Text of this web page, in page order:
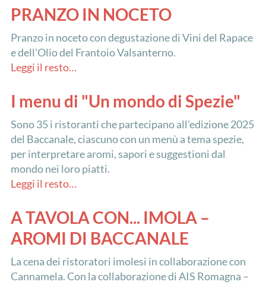
PRANZO IN NOCETO
Pranzo in noceto con degustazione di Vini del Rapace
e dell'Olio del Frantoio Valsanterno.
Leggi il resto…
I menu di "Un mondo di Spezie"
Sono 35 i ristoranti che partecipano all'edizione 2025
del Baccanale, ciascuno con un menù a tema spezie,
per interpretare aromi, sapori e suggestioni dal
mondo nei loro piatti.
Leggi il resto…
A TAVOLA CON... IMOLA –
AROMI DI BACCANALE
La cena dei ristoratori imolesi in collaborazione con
Cannamela. Con la collaborazione di AIS Romagna –